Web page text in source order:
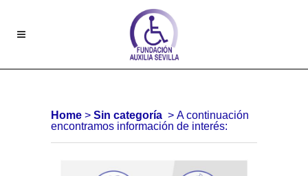
Home > Sin categoría > A continuación
encontramos información de interés: